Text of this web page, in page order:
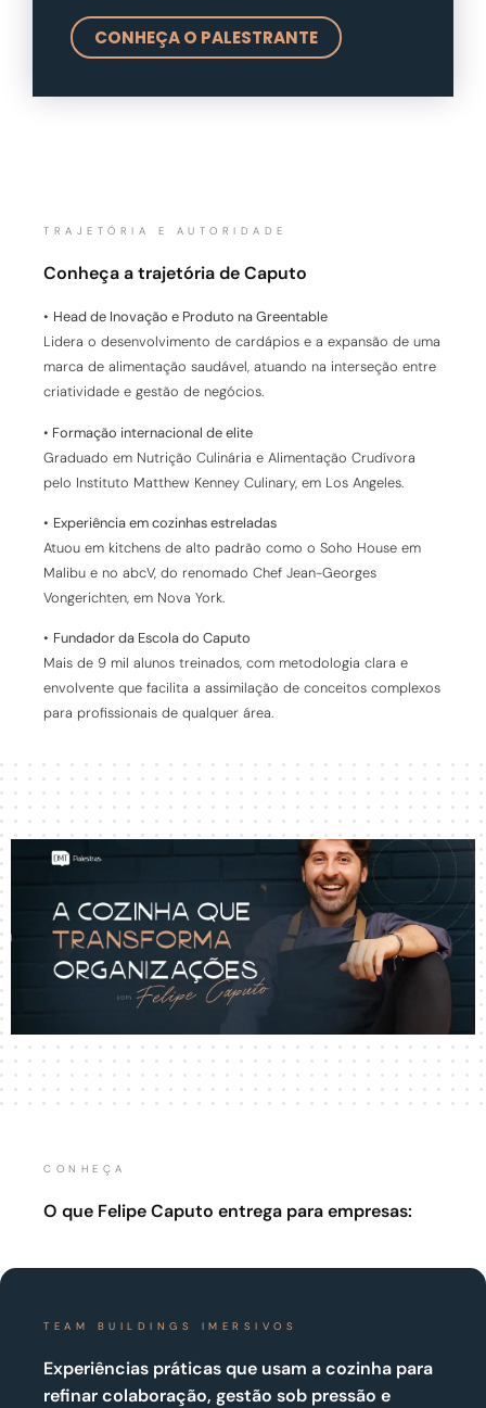
CONHEÇA O PALESTRANTE
TRAJETÓRIA E AUTORIDADE
Conheça a trajetória de Caputo
• Head de Inovação e Produto na Greentable
Lidera o desenvolvimento de cardápios e a expansão de uma
marca de alimentação saudável, atuando na interseção entre
criatividade e gestão de negócios.
• Formação internacional de elite
Graduado em Nutrição Culinária e Alimentação Crudívora
pelo Instituto Matthew Kenney Culinary, em Los Angeles.
• Experiência em cozinhas estreladas
Atuou em kitchens de alto padrão como o Soho House em
Malibu e no abcV, do renomado Chef Jean-Georges
Vongerichten, em Nova York.
• Fundador da Escola do Caputo
Mais de 9 mil alunos treinados, com metodologia clara e
envolvente que facilita a assimilação de conceitos complexos
para profissionais de qualquer área.
CONHEÇA
O que Felipe Caputo entrega para empresas:
TEAM BUILDINGS IMERSIVOS
Experiências práticas que usam a cozinha para
refinar colaboração, gestão sob pressão e